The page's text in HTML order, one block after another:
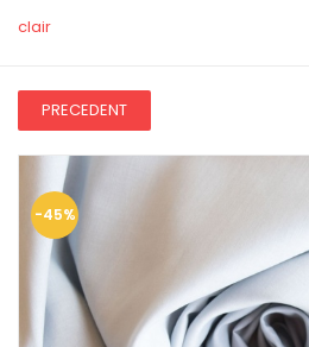
clair
PRECEDENT
-45%